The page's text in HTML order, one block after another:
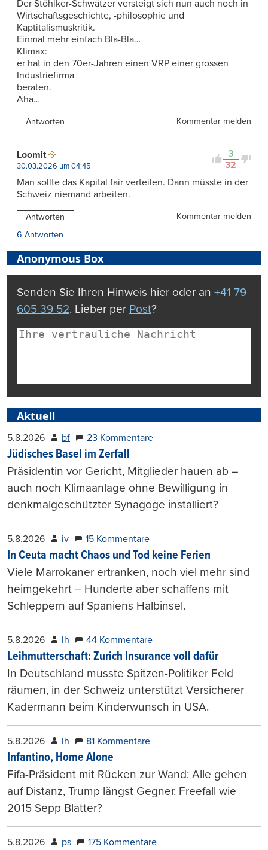
Der Stöhlker-Schwätzer versteigt sich nun auch noch in
Wirtschaftsgeschichte, -philosophie und
Kaptitalismuskritik.
Einmal mehr einfach Bla-Bla…
Klimax:
er hat in den 70er-Jahren einen VRP einer grossen
Industriefirma
beraten.
Aha…
Antworten Kommentar melden
3
32
Loomit
30.03.2026 um 04:45
Man sollte das Kapital fair verteilen. Dann müsste in der
Schweiz niemand arbeiten.
Antworten
Kommentar melden
6 Antworten
Anonymous Box
Senden Sie Ihren Hinweis hier oder an +41 79
605 39 52. Lieber per Post?
Aktuell
5.8.2026 bf 23 Kommentare
Jüdisches Basel im Zerfall
Präsidentin vor Gericht, Mitglieder hauen ab –
auch noch Klimaanlage ohne Bewilligung in
denkmalgeschützter Synagoge installiert?
5.8.2026 iv 15 Kommentare
In Ceuta macht Chaos und Tod keine Ferien
Viele Marrokaner ertranken, noch viel mehr sind
heimgekehrt – Hunderte aber schaffens mit
Schleppern auf Spaniens Halbinsel.
5.8.2026 lh 44 Kommentare
Leihmutterschaft: Zurich Insurance voll dafür
In Deutschland musste Spitzen-Politiker Feld
räumen, in der Schweiz unterstützt Versicherer
Kadermann beim Kinderwunsch in USA.
5.8.2026 lh 81 Kommentare
Infantino, Home Alone
Fifa-Präsident mit Rücken zur Wand: Alle gehen
auf Distanz, Trump längst Gegner. Freefall wie
2015 Sepp Blatter?
5.8.2026 ps 175 Kommentare